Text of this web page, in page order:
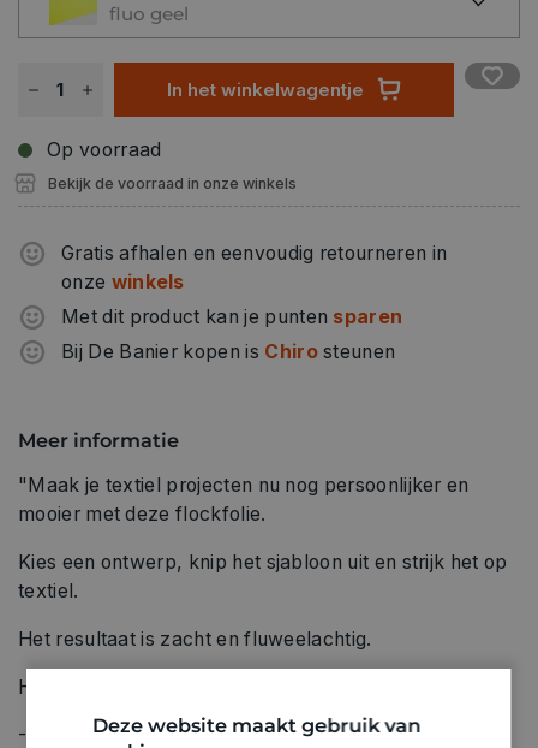
fluo geel
In het winkelwagentje
Op voorraad
Bekijk de voorraad in onze winkels
Gratis afhalen en eenvoudig retourneren in
onze winkels
Met dit product kan je punten sparen
Bij De Banier kopen is Chirosteunen
Meer informatie
"Maak je textiel projecten nu nog persoonlijker en
mooier met deze flockfolie.
Kies een ontwerp, knip het sjabloon uit en strijk het op
textiel.
Het resultaat is zacht en fluweelachtig.
Hoe gebruiken?
- Leg de flockfolie met de meest matte kant naar
Deze website maakt gebruik van